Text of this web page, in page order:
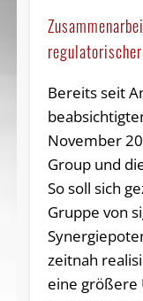
Bereits seit
November
Group und
So soll sich
Gruppe von
zeitnah
eine größere